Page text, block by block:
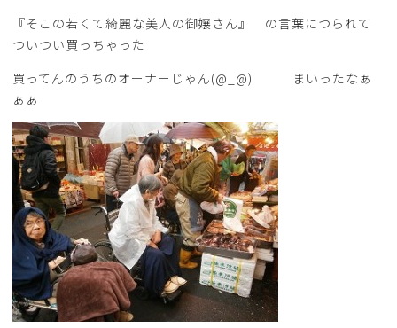
『そこの若くて綺麗な美人の御嬢さん』 の言葉につられて
ついつい買っちゃった
買ってんのうちのオーナーじゃん(@_@) まいったなぁ
ぁぁ